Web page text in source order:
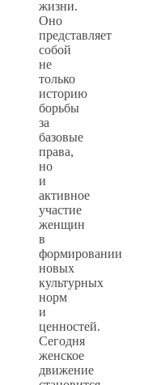
жизни.
Оно
представляет
собой
не
только
историю
борьбы
за
базовые
права,
но
и
активное
участие
женщин
в
формировании
новых
культурных
норм
и
ценностей.
Сегодня
женское
движение